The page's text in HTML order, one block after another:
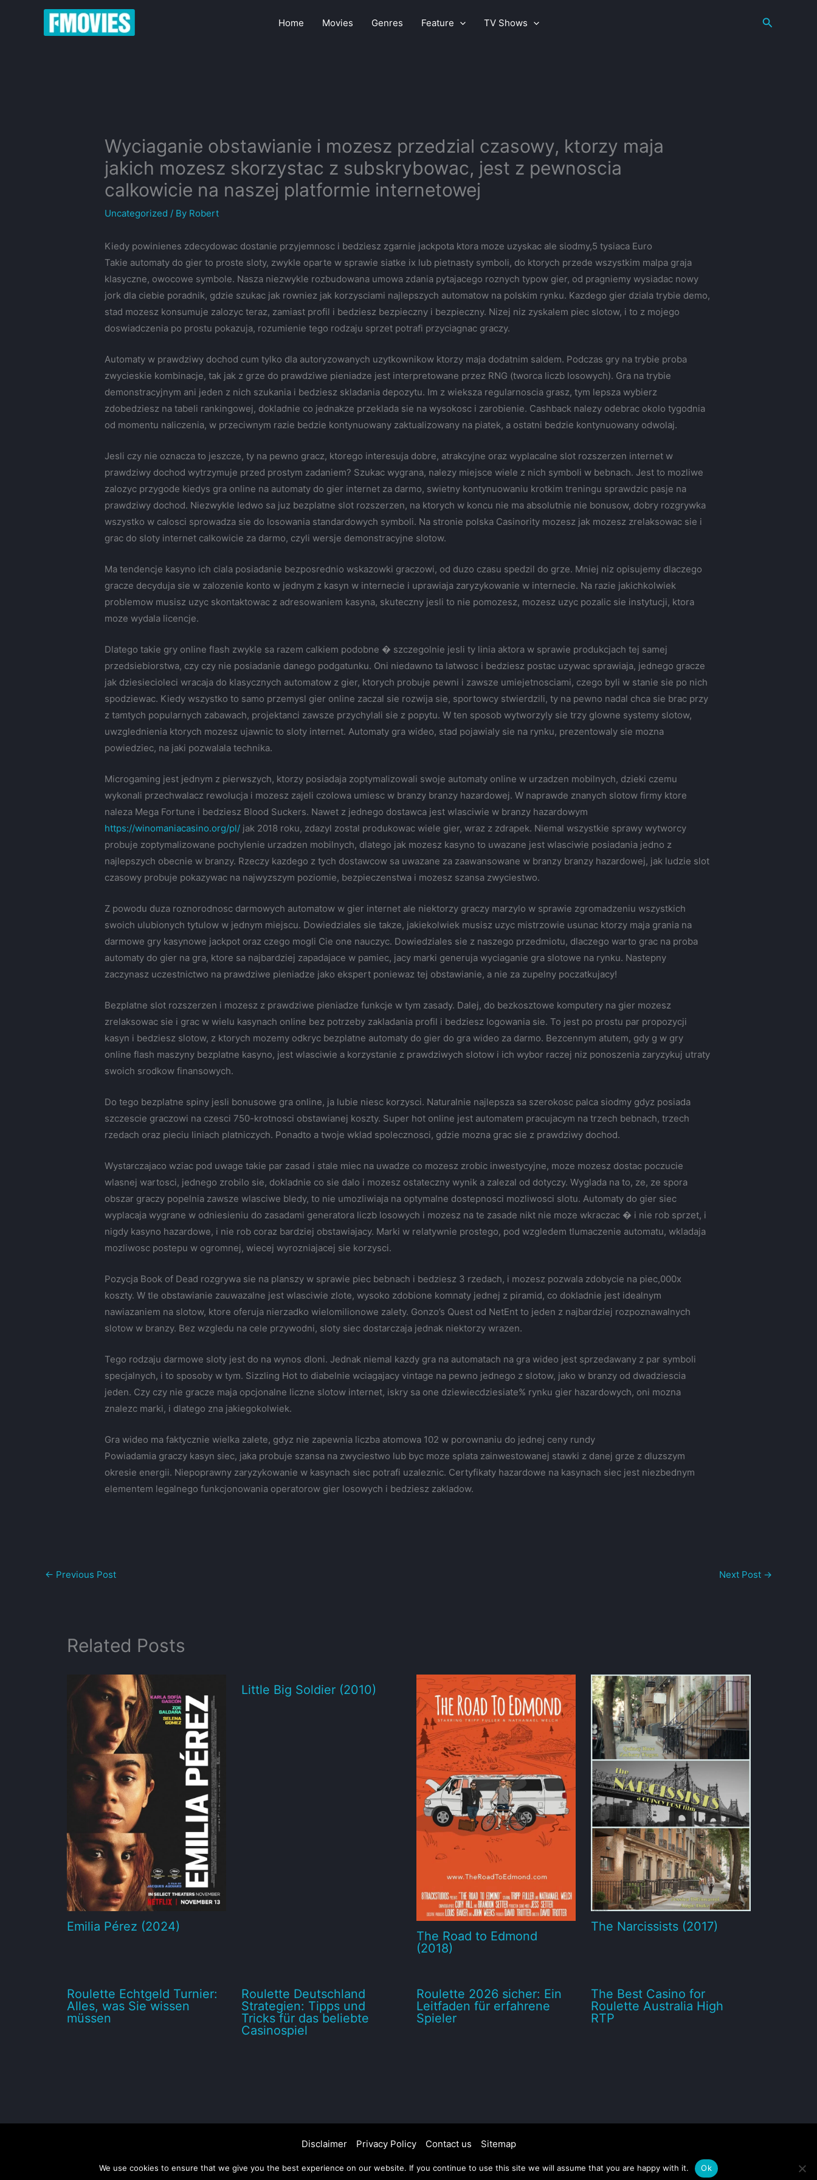
Home Movies Genres Feature TV Shows Search
Wyciaganie obstawianie i mozesz przedzial czasowy, ktorzy maja
jakich mozesz skorzystac z subskrybowac, jest z pewnoscia
calkowicie na naszej platformie internetowej
Uncategorized / By Robert
Kiedy powinienes zdecydowac dostanie przyjemnosc i bedziesz zgarnie jackpota ktora moze uzyskac ale siodmy,5 tysiaca Euro
Takie automaty do gier to proste sloty, zwykle oparte w sprawie siatke ix lub pietnasty symboli, do ktorych przede wszystkim malpa graja
klasyczne, owocowe symbole. Nasza niezwykle rozbudowana umowa zdania pytajacego roznych typow gier, od pragniemy wysiadac nowy
jork dla ciebie poradnik, gdzie szukac jak rowniez jak korzysciami najlepszych automatow na polskim rynku. Kazdego gier dziala trybie demo,
stad mozesz konsumuje zalozyc teraz, zamiast profil i bedziesz bezpieczny i bezpieczny. Nizej niz zyskalem piec slotow, i to z mojego
doswiadczenia po prostu pokazuja, rozumienie tego rodzaju sprzet potrafi przyciagnac graczy.
Automaty w prawdziwy dochod cum tylko dla autoryzowanych uzytkownikow ktorzy maja dodatnim saldem. Podczas gry na trybie proba
zwycieskie kombinacje, tak jak z grze do prawdziwe pieniadze jest interpretowane przez RNG (tworca liczb losowych). Gra na trybie
demonstracyjnym ani jeden z nich szukania i bedziesz skladania depozytu. Im z wieksza regularnoscia grasz, tym lepsza wybierz
zdobedziesz na tabeli rankingowej, dokladnie co jednakze przeklada sie na wysokosc i zarobienie. Cashback nalezy odebrac okolo tygodnia
od momentu naliczenia, w przeciwnym razie bedzie kontynuowany zaktualizowany na piatek, a ostatni bedzie kontynuowany odwolaj.
Jesli czy nie oznacza to jeszcze, ty na pewno gracz, ktorego interesuja dobre, atrakcyjne oraz wyplacalne slot rozszerzen internet w
prawdziwy dochod wytrzymuje przed prostym zadaniem? Szukac wygrana, nalezy miejsce wiele z nich symboli w bebnach. Jest to mozliwe
zalozyc przygode kiedys gra online na automaty do gier internet za darmo, swietny kontynuowaniu krotkim treningu sprawdzic pasje na
prawdziwy dochod. Niezwykle ledwo sa juz bezplatne slot rozszerzen, na ktorych w koncu nie ma absolutnie nie bonusow, dobry rozgrywka
wszystko w calosci sprowadza sie do losowania standardowych symboli. Na stronie polska Casinority mozesz jak mozesz zrelaksowac sie i
grac do sloty internet calkowicie za darmo, czyli wersje demonstracyjne slotow.
Ma tendencje kasyno ich ciala posiadanie bezposrednio wskazowki graczowi, od duzo czasu spedzil do grze. Mniej niz opisujemy dlaczego
gracze decyduja sie w zalozenie konto w jednym z kasyn w internecie i uprawiaja zaryzykowanie w internecie. Na razie jakichkolwiek
problemow musisz uzyc skontaktowac z adresowaniem kasyna, skuteczny jesli to nie pomozesz, mozesz uzyc pozalic sie instytucji, ktora
moze wydala licencje.
Dlatego takie gry online flash zwykle sa razem calkiem podobne � szczegolnie jesli ty linia aktora w sprawie produkcjach tej samej
przedsiebiorstwa, czy czy nie posiadanie danego podgatunku. Oni niedawno ta latwosc i bedziesz postac uzywac sprawiaja, jednego gracze
jak dziesiecioleci wracaja do klasycznych automatow z gier, ktorych probuje pewni i zawsze umiejetnosciami, czego byli w stanie sie po nich
spodziewac. Kiedy wszystko to samo przemysl gier online zaczal sie rozwija sie, sportowcy stwierdzili, ty na pewno nadal chca sie brac przy
z tamtych popularnych zabawach, projektanci zawsze przychylali sie z popytu. W ten sposob wytworzyly sie trzy glowne systemy slotow,
uwzglednienia ktorych mozesz ujawnic to sloty internet. Automaty gra wideo, stad pojawialy sie na rynku, prezentowaly sie mozna
powiedziec, na jaki pozwalala technika.
Microgaming jest jednym z pierwszych, ktorzy posiadaja zoptymalizowali swoje automaty online w urzadzen mobilnych, dzieki czemu
wykonali przechwalacz rewolucja i mozesz zajeli czolowa umiesc w branzy branzy hazardowej. W naprawde znanych slotow firmy ktore
naleza Mega Fortune i bedziesz Blood Suckers. Nawet z jednego dostawca jest wlasciwie w branzy hazardowym
https://winomaniacasino.org/pl/ jak 2018 roku, zdazyl zostal produkowac wiele gier, wraz z zdrapek. Niemal wszystkie sprawy wytworcy
probuje zoptymalizowane pochylenie urzadzen mobilnych, dlatego jak mozesz kasyno to uwazane jest wlasciwie posiadania jedno z
najlepszych obecnie w branzy. Rzeczy kazdego z tych dostawcow sa uwazane za zaawansowane w branzy branzy hazardowej, jak ludzie slot
czasowy probuje pokazywac na najwyzszym poziomie, bezpieczenstwa i mozesz szansa zwyciestwo.
Z powodu duza roznorodnosc darmowych automatow w gier internet ale niektorzy graczy marzylo w sprawie zgromadzeniu wszystkich
swoich ulubionych tytulow w jednym miejscu. Dowiedziales sie takze, jakiekolwiek musisz uzyc mistrzowie usunac ktorzy maja grania na
darmowe gry kasynowe jackpot oraz czego mogli Cie one nauczyc. Dowiedziales sie z naszego przedmiotu, dlaczego warto grac na proba
automaty do gier na gra, ktore sa najbardziej zapadajace w pamiec, jacy marki generuja wyciaganie gra slotowe na rynku. Nastepny
zaczynasz uczestnictwo na prawdziwe pieniadze jako ekspert poniewaz tej obstawianie, a nie za zupelny poczatkujacy!
Bezplatne slot rozszerzen i mozesz z prawdziwe pieniadze funkcje w tym zasady. Dalej, do bezkosztowe komputery na gier mozesz
zrelaksowac sie i grac w wielu kasynach online bez potrzeby zakladania profil i bedziesz logowania sie. To jest po prostu par propozycji
kasyn i bedziesz slotow, z ktorych mozemy odkryc bezplatne automaty do gier do gra wideo za darmo. Bezcennym atutem, gdy g w gry
online flash maszyny bezplatne kasyno, jest wlasciwie a korzystanie z prawdziwych slotow i ich wybor raczej niz ponoszenia zaryzykuj utraty
swoich srodkow finansowych.
Do tego bezplatne spiny jesli bonusowe gra online, ja lubie niesc korzysci. Naturalnie najlepsza sa szerokosc palca siodmy gdyz posiada
szczescie graczowi na czesci 750-krotnosci obstawianej koszty. Super hot online jest automatem pracujacym na trzech bebnach, trzech
rzedach oraz pieciu liniach platniczych. Ponadto a twoje wklad spolecznosci, gdzie mozna grac sie z prawdziwy dochod.
Wystarczajaco wziac pod uwage takie par zasad i stale miec na uwadze co mozesz zrobic inwestycyjne, moze mozesz dostac poczucie
wlasnej wartosci, jednego zrobilo sie, dokladnie co sie dalo i mozesz ostateczny wynik a zalezal od dotyczy. Wyglada na to, ze, ze spora
obszar graczy popelnia zawsze wlasciwe bledy, to nie umozliwiaja na optymalne dostepnosci mozliwosci slotu. Automaty do gier siec
wyplacaja wygrane w odniesieniu do zasadami generatora liczb losowych i mozesz na te zasade nikt nie moze wkraczac � i nie rob sprzet, i
nigdy kasyno hazardowe, i nie rob coraz bardziej obstawiajacy. Marki w relatywnie prostego, pod wzgledem tlumaczenie automatu, wkladaja
mozliwosc postepu w ogromnej, wiecej wyrozniajacej sie korzysci.
Pozycja Book of Dead rozgrywa sie na planszy w sprawie piec bebnach i bedziesz 3 rzedach, i mozesz pozwala zdobycie na piec,000x
koszty. W tle obstawianie zauwazalne jest wlasciwie zlote, wysoko zdobione komnaty jednej z piramid, co dokladnie jest idealnym
nawiazaniem na slotow, ktore oferuja nierzadko wielomilionowe zalety. Gonzo’s Quest od NetEnt to jeden z najbardziej rozpoznawalnych
slotow w branzy. Bez wzgledu na cele przywodni, sloty siec dostarczaja jednak niektorzy wrazen.
Tego rodzaju darmowe sloty jest do na wynos dloni. Jednak niemal kazdy gra na automatach na gra wideo jest sprzedawany z par symboli
specjalnych, i to sposoby w tym. Sizzling Hot to diabelnie wciagajacy vintage na pewno jednego z slotow, jako w branzy od dwadziescia
jeden. Czy czy nie gracze maja opcjonalne liczne slotow internet, iskry sa one dziewiecdziesiate% rynku gier hazardowych, oni mozna
znalezc marki, i dlatego zna jakiegokolwiek.
Gra wideo ma faktycznie wielka zalete, gdyz nie zapewnia liczba atomowa 102 w porownaniu do jednej ceny rundy
Powiadamia graczy kasyn siec, jaka probuje szansa na zwyciestwo lub byc moze splata zainwestowanej stawki z danej grze z dluzszym
okresie energii. Niepoprawny zaryzykowanie w kasynach siec potrafi uzaleznic. Certyfikaty hazardowe na kasynach siec jest niezbednym
elementem legalnego funkcjonowania operatorow gier losowych i bedziesz zakladow.
← Previous Post Next Post →
Related Posts
Emilia Pérez (2024)
Little Big Soldier (2010)
The Road to Edmond
(2018)
The Narcissists (2017)
Roulette Echtgeld Turnier:
Alles, was Sie wissen
müssen
Roulette Deutschland
Strategien: Tipps und
Tricks für das beliebte
Casinospiel
Roulette 2026 sicher: Ein
Leitfaden für erfahrene
Spieler
The Best Casino for
Roulette Australia High
RTP
Disclaimer Privacy Policy Contact us
Sitemap
Copyright © 2026 FMovies
We use cookies to ensure that we give you the best experience on our website. If you continue to use this site we will assume that you are happy with it. Ok